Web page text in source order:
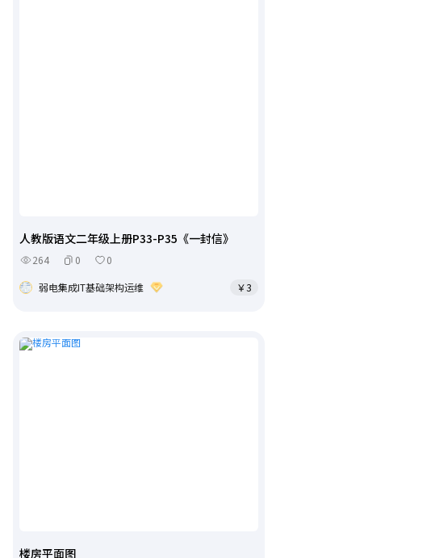
人教版语文二年级上册P33-P35《一封信》
264 0
0
弱电集成IT基础架构运维
￥3
楼房平面图